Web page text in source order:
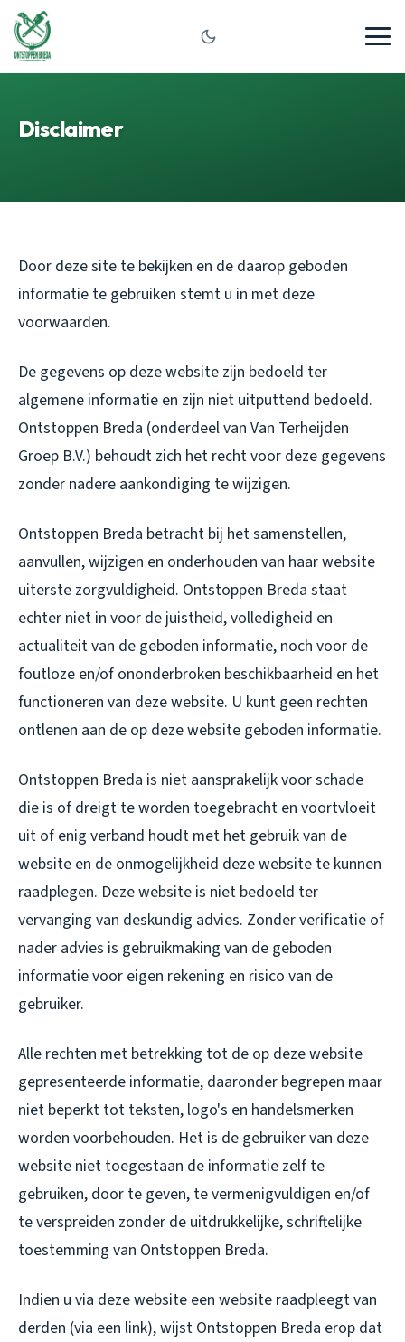
Disclaimer
Door deze site te bekijken en de daarop geboden
informatie te gebruiken stemt u in met deze
voorwaarden.
De gegevens op deze website zijn bedoeld ter
algemene informatie en zijn niet uitputtend bedoeld.
Ontstoppen Breda (onderdeel van Van Terheijden
Groep B.V.) behoudt zich het recht voor deze gegevens
zonder nadere aankondiging te wijzigen.
Ontstoppen Breda betracht bij het samenstellen,
aanvullen, wijzigen en onderhouden van haar website
uiterste zorgvuldigheid. Ontstoppen Breda staat
echter niet in voor de juistheid, volledigheid en
actualiteit van de geboden informatie, noch voor de
foutloze en/of ononderbroken beschikbaarheid en het
functioneren van deze website. U kunt geen rechten
ontlenen aan de op deze website geboden informatie.
Ontstoppen Breda is niet aansprakelijk voor schade
die is of dreigt te worden toegebracht en voortvloeit
uit of enig verband houdt met het gebruik van de
website en de onmogelijkheid deze website te kunnen
raadplegen. Deze website is niet bedoeld ter
vervanging van deskundig advies. Zonder verificatie of
nader advies is gebruikmaking van de geboden
informatie voor eigen rekening en risico van de
gebruiker.
Alle rechten met betrekking tot de op deze website
gepresenteerde informatie, daaronder begrepen maar
niet beperkt tot teksten, logo's en handelsmerken
worden voorbehouden. Het is de gebruiker van deze
website niet toegestaan de informatie zelf te
gebruiken, door te geven, te vermenigvuldigen en/of
te verspreiden zonder de uitdrukkelijke, schriftelijke
toestemming van Ontstoppen Breda.
Indien u via deze website een website raadpleegt van
derden (via een link), wijst Ontstoppen Breda erop dat